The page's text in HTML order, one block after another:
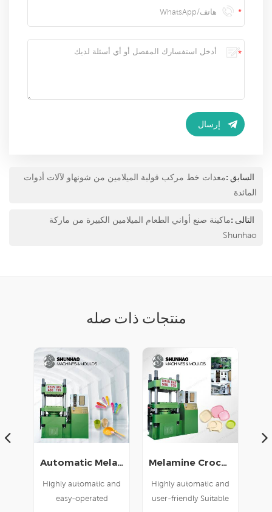
السابق :معدات خط مركب قولبة الميلامين من شونهاو لآلات أدوات
المائدة
التالى :ماكينة صنع أواني الطعام الميلامين الكبيرة من ماركة
Shunhao
منتجات ذات صله
Automatic Melamine Crockery Molding Machine
Highly automatic and
easy-operated
Melamine Crockery Dinner Plates Set Machine
Highly automatic and
user-friendly Suitable